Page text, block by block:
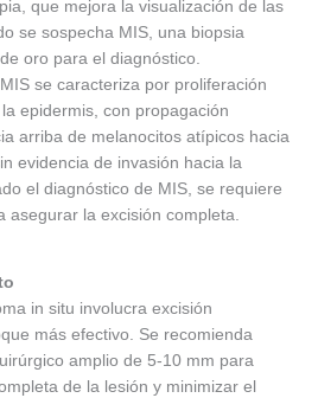
que mejora la visualización de las
se sospecha MIS, una biopsia
oro para el diagnóstico.
se caracteriza por proliferación
epidermis, con propagación
arriba de melanocitos atípicos hacia
evidencia de invasión hacia la
el diagnóstico de MIS, se requiere
asegurar la excisión completa.
in situ involucra excisión
más efectivo. Se recomienda
amplio de 5-10 mm para
de la lesión y minimizar el